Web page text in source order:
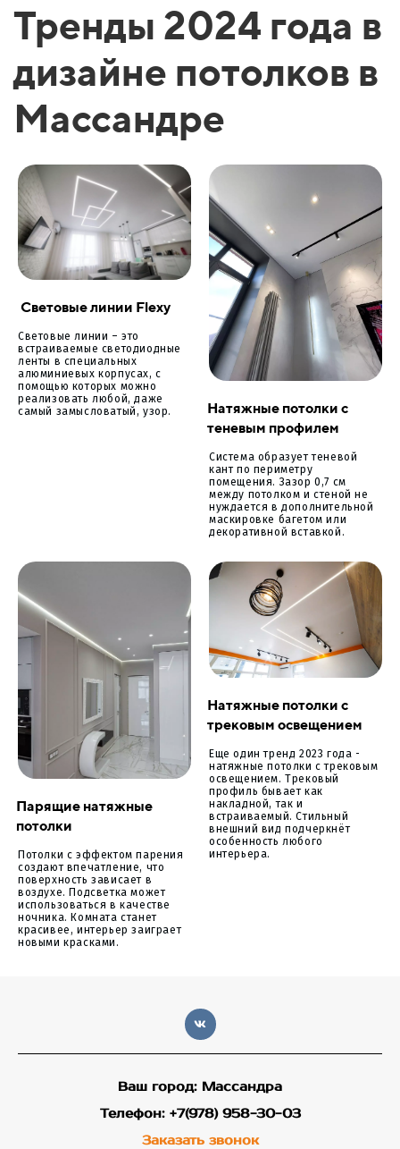
Тренды 2024 года в
дизайне потолков в
Массандре
Световые линии Flexy
Световые линии – это
встраиваемые светодиодные
ленты в специальных
алюминиевых корпусах, с
помощью которых можно
реализовать любой, даже
самый замысловатый, узор.
Натяжные потолки с
теневым профилем
Система образует теневой
кант по периметру
помещения. Зазор 0,7 см
между потолком и стеной не
нуждается в дополнительной
маскировке багетом или
декоративной вставкой.
Парящие натяжные
потолки
Потолки с эффектом парения
создают впечатление, что
поверхность зависает в
воздухе. Подсветка может
использоваться в качестве
ночника. Комната станет
красивее, интерьер заиграет
новыми красками.
Натяжные потолки с
трековым освещением
Еще один тренд 2023 года -
натяжные потолки с трековым
освещением. Трековый
профиль бывает как
накладной, так и
встраиваемый. Стильный
внешний вид подчеркнёт
особенность любого
интерьера.
Ваш город: Массандра
Телефон: +7(978) 958-30-03
Заказать звонок